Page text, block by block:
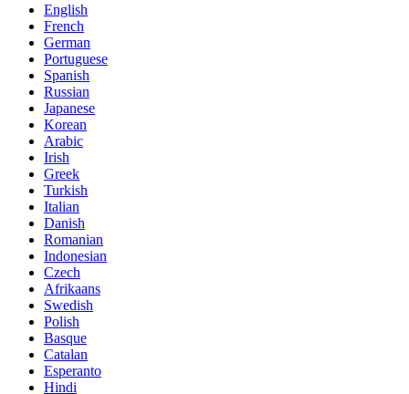
English
French
German
Portuguese
Spanish
Russian
Japanese
Korean
Arabic
Irish
Greek
Turkish
Italian
Danish
Romanian
Indonesian
Czech
Afrikaans
Swedish
Polish
Basque
Catalan
Esperanto
Hindi